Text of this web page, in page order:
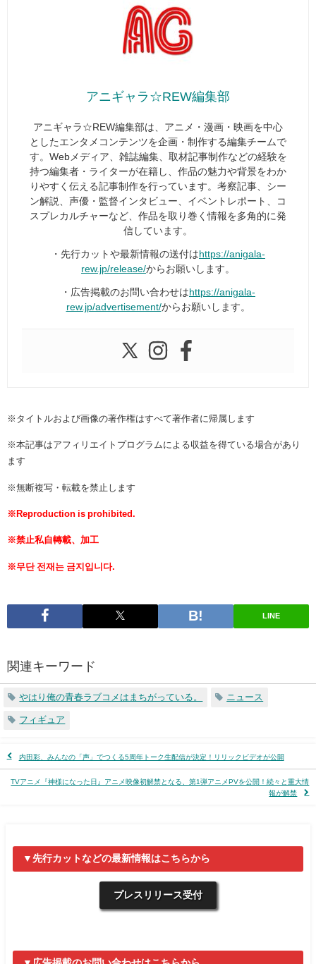
アニギャラ☆REW編集部
アニギャラ☆REW編集部は、アニメ・漫画・映画を中心
としたエンタメコンテンツを企画・制作する編集チームで
す。Webメディア、雑誌編集、取材記事制作などの経験を
持つ編集者・ライターが在籍し、作品の魅力や背景をわか
りやすく伝える記事制作を行っています。考察記事、シー
ン解説、声優・監督インタビュー、イベントレポート、コ
スプレカルチャーなど、作品を取り巻く情報を多角的に発
信しています。
・先行カットや最新情報の送付はhttps://anigala-
rew.jp/release/からお願いします。
・広告掲載のお問い合わせはhttps://anigala-
rew.jp/advertisement/からお願いします。
※タイトルおよび画像の著作権はすべて著作者に帰属します
※本記事はアフィリエイトプログラムによる収益を得ている場合があり
ます
※無断複写・転載を禁止します
※Reproduction is prohibited.
※禁止私自轉載、加工
※무단 전재는 금지입니다.
LINE
関連キーワード
やはり俺の青春ラブコメはまちがっている。 ニュース
フィギュア
内田彩、みんなの「声」でつくる5周年トーク生配信が決定！リリックビデオが公開
TVアニメ『神様になった日』アニメ映像初解禁となる、第1弾アニメPVを公開！続々と重大情
報が解禁
▼先行カットなどの最新情報はこちらから
プレスリリース受付